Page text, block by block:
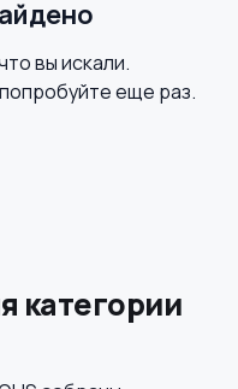
Искусство и
вы искали.
еще раз.
категории